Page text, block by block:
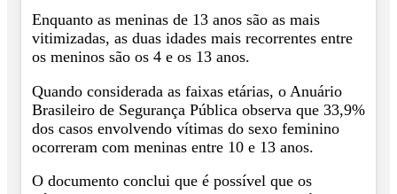
Enquanto as meninas de 13 anos são as mais
vitimizadas, as duas idades mais recorrentes entre
os meninos são os 4 e os 13 anos.
Quando considerada as faixas etárias, o Anuário
Brasileiro de Segurança Pública observa que 33,9%
dos casos envolvendo vítimas do sexo feminino
ocorreram com meninas entre 10 e 13 anos.
O documento conclui que é possível que os